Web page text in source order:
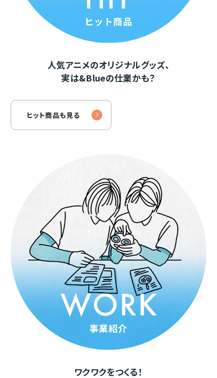
人気アニメのオリジナルグッズ、
実は&Blueの仕業かも？
ヒット商品も見る
ワクワクをつくる！